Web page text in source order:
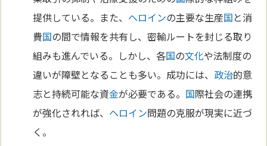
提供している。また、 ヘロインの主要な生産国と消
費国の間で情報を共有し、密輸ルートを封じる取り
組みも進んでいる。しかし、各国の文化や法制度の
違いが障壁となることも多い。成功には、 政治的意
志と持続可能な資金が必要である。 国際社会の連携
が強化されれば、 ヘロイン問題の克服が現実に近づ
く。